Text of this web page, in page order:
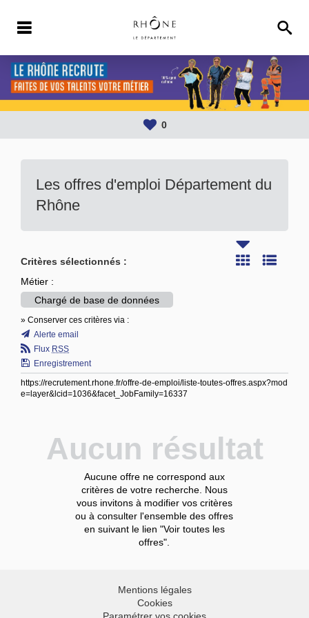
0
Les offres d'emploi Département du
Rhône
Critères sélectionnés :
Métier :
Chargé de base de données
» Conserver ces critères via :
Alerte email
Flux RSS
Enregistrement
https://recrutement.rhone.fr/offre-de-emploi/liste-toutes-offres.aspx?mod
e=layer&lcid=1036&facet_JobFamily=16337
Aucun résultat
Aucune offre ne correspond aux
critères de votre recherche. Nous
vous invitons à modifier vos critères
ou à consulter l'ensemble des offres
en suivant le lien "Voir toutes les
offres".
Mentions légales
Cookies